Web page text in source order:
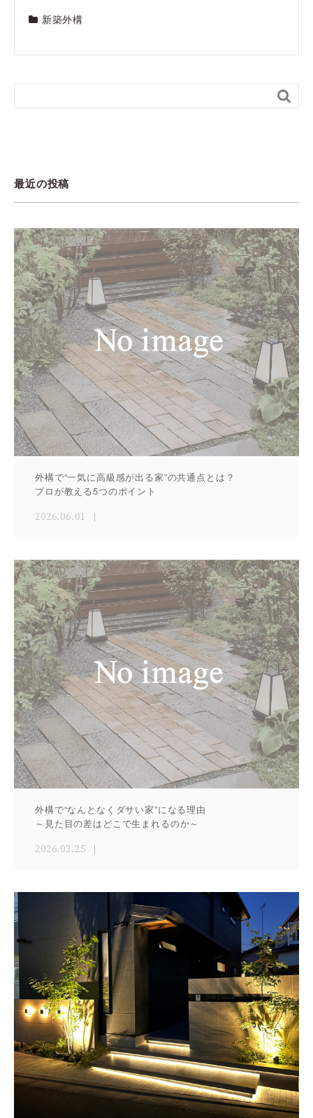
新築外構

最近の投稿
外構で“一気に高級感が出る家”の共通点とは？
プロが教える5つのポイント
2026.06.01
外構で“なんとなくダサい家”になる理由
～見た目の差はどこで生まれるのか～
2026.03.25